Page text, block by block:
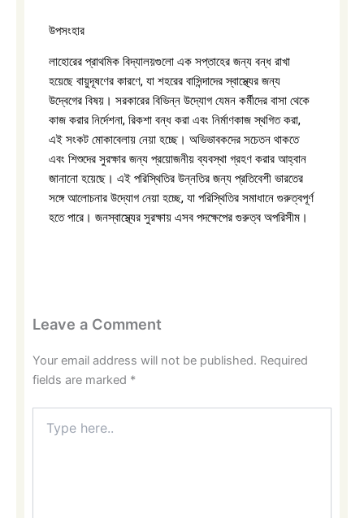
উপসংহার
লাহোরের প্রাথমিক বিদ্যালয়গুলো এক সপ্তাহের জন্য বন্ধ রাখা
হয়েছে বায়ুদূষণের কারণে, যা শহরের বাসিন্দাদের স্বাস্থ্যের জন্য
উদ্বেগের বিষয়। সরকারের বিভিন্ন উদ্যোগ যেমন কর্মীদের বাসা থেকে
কাজ করার নির্দেশনা, রিকশা বন্ধ করা এবং নির্মাণকাজ স্থগিত করা,
এই সংকট মোকাবেলায় নেয়া হচ্ছে। অভিভাবকদের সচেতন থাকতে
এবং শিশুদের সুরক্ষার জন্য প্রয়োজনীয় ব্যবস্থা গ্রহণ করার আহ্বান
জানানো হয়েছে। এই পরিস্থিতির উন্নতির জন্য প্রতিবেশী ভারতের
সঙ্গে আলোচনার উদ্যোগ নেয়া হচ্ছে, যা পরিস্থিতির সমাধানে গুরুত্বপূর্ণ
হতে পারে। জনস্বাস্থ্যের সুরক্ষায় এসব পদক্ষেপের গুরুত্ব অপরিসীম।
Leave a Comment
Your email address will not be published. Required
fields are marked *
here..